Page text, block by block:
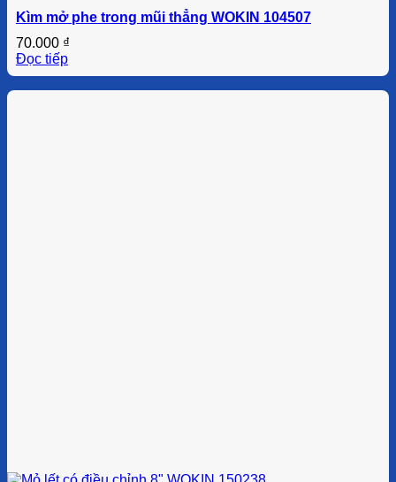
Kìm mở phe trong mũi thẳng WOKIN 104507
70.000 ₫
Đọc tiếp